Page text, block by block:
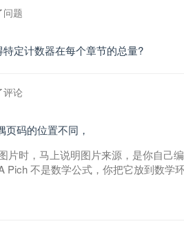
问题
特定计数器在每个章节的总量?
评论
页码的位置不同，
片时，马上说明图片来源，是你自己
Pich 不是数学公式，你把它放到数学